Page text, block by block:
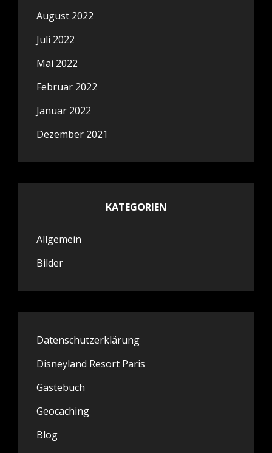
August 2022
Juli 2022
Mai 2022
Februar 2022
Januar 2022
Dezember 2021
KATEGORIEN
Allgemein
Bilder
Datenschutzerklärung
Disneyland Resort Paris
Gästebuch
Geocaching
Blog